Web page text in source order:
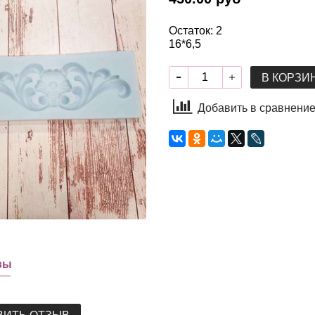
Остаток: 2
16*6,5
В
Добавить в сравнение